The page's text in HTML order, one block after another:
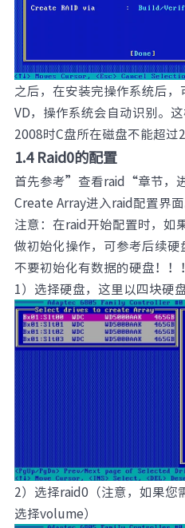
之后，在安装完操作系统后
VD，操作系统会自动识别。
2008时C盘所在磁盘不能超过
1.4 Raid0的配置
首先参考”查看raid“章节，
Create Array进入raid配置界面
注意：在raid开始配置时，如
做初始化操作，可参考后续硬
不要初始化有数据的硬盘！！！
1）选择硬盘，这里以四块硬
2）选择raid0（注意，如果您
选择volume）